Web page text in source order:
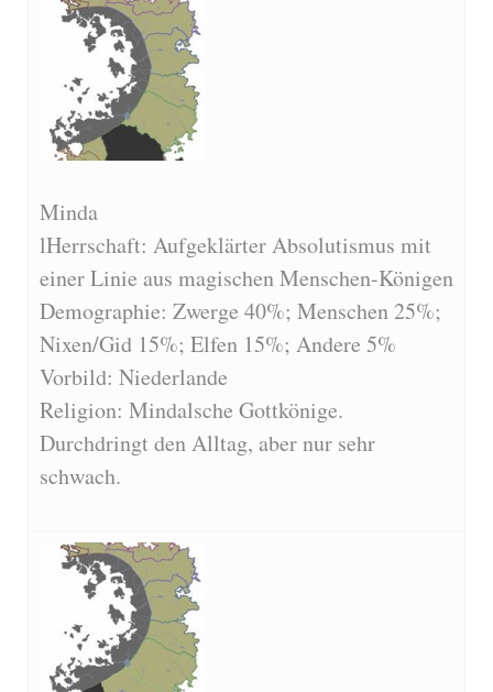
Minda
lHerrschaft: Aufgeklärter Absolutismus mit
einer Linie aus magischen Menschen-Königen
Demographie: Zwerge 40%; Menschen 25%;
Nixen/Gid 15%; Elfen 15%; Andere 5%
Vorbild: Niederlande
Religion: Mindalsche Gottkönige.
Durchdringt den Alltag, aber nur sehr
schwach.